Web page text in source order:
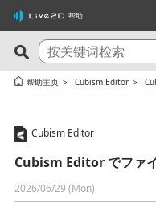
帮助
最新问答
サードパーティ製アプリ
よびCubism SDKの新機能
关于时间轴的最终帧未被输
关注度最高的10个问
我想使用优惠券
在macOS 10.15 Catalina
可用于在YouTube或
帮助主页 Cubism Editor
Cubism Editor
Cubism Editor でファ
2026/06/29 (Mon)